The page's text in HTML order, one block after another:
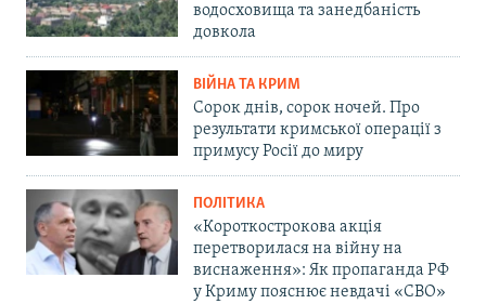
водосховища та занедбаність
довкола
ВІЙНА ТА КРИМ
Сорок днів, сорок ночей. Про
результати кримської операції з
примусу Росії до миру
ПОЛІТИКА
«Короткострокова акція
перетворилася на війну на
виснаження»: Як пропаганда РФ
у Криму пояснює невдачі «СВО»